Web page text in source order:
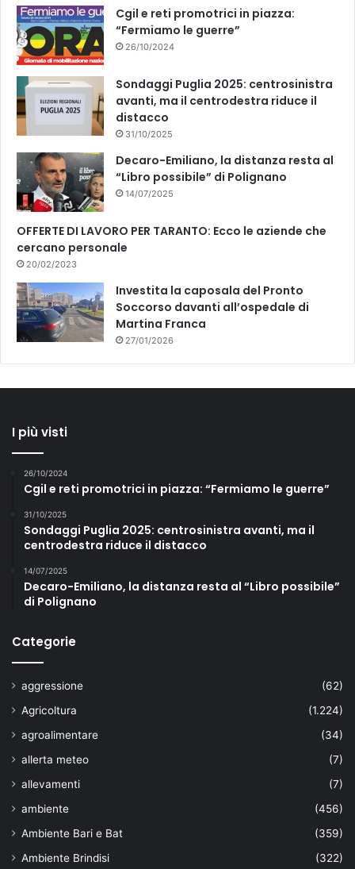
k
Cgil e reti promotrici in piazza:
“Fermiamo le guerre”
26/10/2024
Sondaggi Puglia 2025: centrosinistra
avanti, ma il centrodestra riduce il
distacco
31/10/2025
Decaro-Emiliano, la distanza resta al
“Libro possibile” di Polignano
14/07/2025
OFFERTE DI LAVORO PER TARANTO: Ecco le aziende che
cercano personale
20/02/2023
Investita la caposala del Pronto
Soccorso davanti all’ospedale di
Martina Franca
27/01/2026
I più visti
26/10/2024
Cgil e reti promotrici in piazza: “Fermiamo le guerre”
31/10/2025
Sondaggi Puglia 2025: centrosinistra avanti, ma il
centrodestra riduce il distacco
14/07/2025
Decaro-Emiliano, la distanza resta al “Libro possibile”
di Polignano
Categorie
aggressione
(62)
Agricoltura
(1.224)
agroalimentare
(34)
allerta meteo
(7)
allevamenti
(7)
ambiente
(456)
Ambiente Bari e Bat
(359)
Ambiente Brindisi
(322)